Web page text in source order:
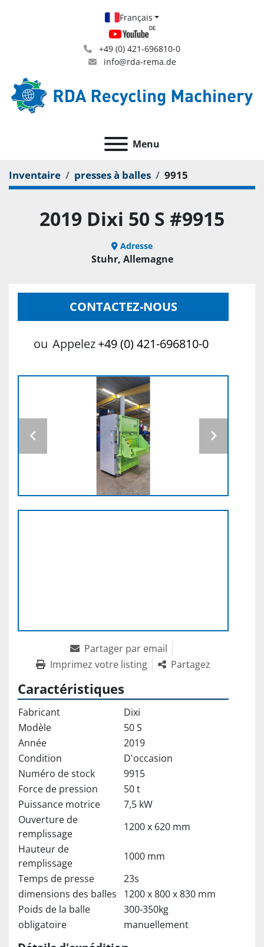
+49 (0) 421-696810-0
info@rda-rema.de
Français
Menu
Inventaire presses à balles 9915
2019 Dixi 50 S #9915
Adresse
Stuhr, Allemagne
CONTACTEZ-NOUS
ou Appelez +49 (0) 421-696810-0
Partager par email
Imprimez votre listing
Partagez
Caractéristiques
Fabricant
Dixi
Modèle
50 S
Année
2019
Condition
D'occasion
Numéro de stock
9915
Force de pression
50 t
Puissance motrice
7,5 kW
Ouverture de
remplissage
1200 x 620 mm
Hauteur de
remplissage
1000 mm
Temps de presse
23s
dimensions des balles
1200 x 800 x 830 mm
Poids de la balle
300-350kg
obligatoire
manuellement